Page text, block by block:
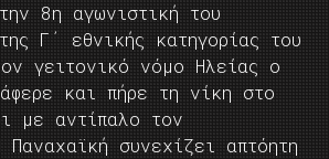
8η αγωνιστική του
Γ΄ εθνικής κατηγορίας του
γειτονικό νόμο Ηλείας ο
και πήρε τη νίκη στο
με αντίπαλο τον
Παναχαϊκή συνεχίζει απτόητη